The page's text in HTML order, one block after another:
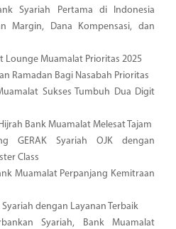
Syariah Pertama di Indonesia
Margin, Dana Kompensasi, dan
Lounge Muamalat Prioritas 2025
Ramadan Bagi Nasabah Prioritas
Sukses Tumbuh Dua Digit
Bank Muamalat Melesat Tajam
GERAK Syariah OJK dengan
Class
Muamalat Perpanjang Kemitraan
dengan Layanan Terbaik
Syariah, Bank Muamalat